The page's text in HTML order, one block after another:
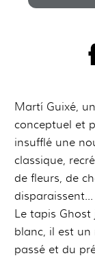
Martí Guixé,
conceptuel et
insufflé une
classique,
de fleurs, de
Le tapis
blanc, il est
passé et du